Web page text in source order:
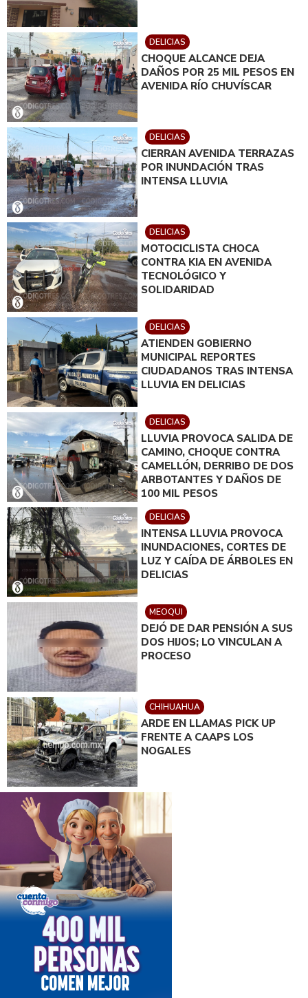
DELICIAS
CHOQUE ALCANCE DEJA
DAÑOS POR 25 MIL PESOS EN
AVENIDA RÍO CHUVÍSCAR
DELICIAS
CIERRAN AVENIDA TERRAZAS
POR INUNDACIÓN TRAS
INTENSA LLUVIA
DELICIAS
MOTOCICLISTA CHOCA
CONTRA KIA EN AVENIDA
TECNOLÓGICO Y
SOLIDARIDAD
DELICIAS
ATIENDEN GOBIERNO
MUNICIPAL REPORTES
CIUDADANOS TRAS INTENSA
LLUVIA EN DELICIAS
DELICIAS
LLUVIA PROVOCA SALIDA DE
CAMINO, CHOQUE CONTRA
CAMELLÓN, DERRIBO DE DOS
ARBOTANTES Y DAÑOS DE
100 MIL PESOS
DELICIAS
INTENSA LLUVIA PROVOCA
INUNDACIONES, CORTES DE
LUZ Y CAÍDA DE ÁRBOLES EN
DELICIAS
MEOQUI
DEJÓ DE DAR PENSIÓN A SUS
DOS HIJOS; LO VINCULAN A
PROCESO
CHIHUAHUA
ARDE EN LLAMAS PICK UP
FRENTE A CAAPS LOS
NOGALES